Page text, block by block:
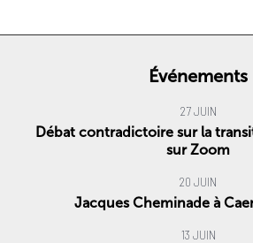
Événements
27 JUIN
Débat contradictoire sur la transition énergétique
sur Zoom
20 JUIN
Jacques Cheminade à
13 JUIN